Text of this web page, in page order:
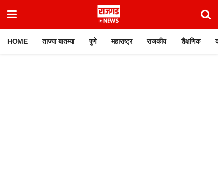
HOME ताज्या बातम्या पुणे महाराष्ट्र राजकीय शैक्षणिक